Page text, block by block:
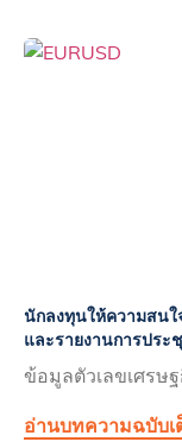
นักลงทุนให้ความสนใ
และรายงานการประ
ข้อมูลตัวเลขเศรษ
อ่านบทความฉบับเ